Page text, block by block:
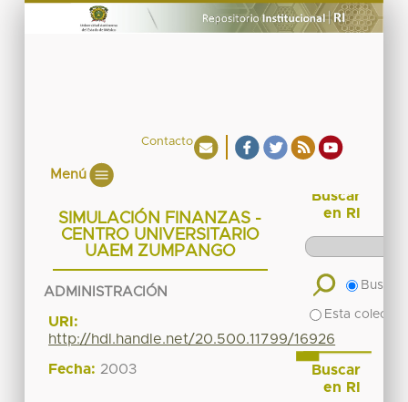
Contacto
Menú
SIMULACIÓN FINANZAS -
CENTRO UNIVERSITARIO
UAEM ZUMPANGO
ADMINISTRACIÓN
URI:
http://hdl.handle.net/20.500.11799/16926
Fecha: 2003
Buscar
en RI
Buscar
Esta
Buscar
en RI